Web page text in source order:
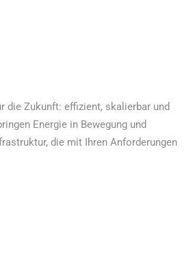
die Zukunft: effizient, skalierbar und
Energie in Bewegung und
die mit Ihren Anforderungen